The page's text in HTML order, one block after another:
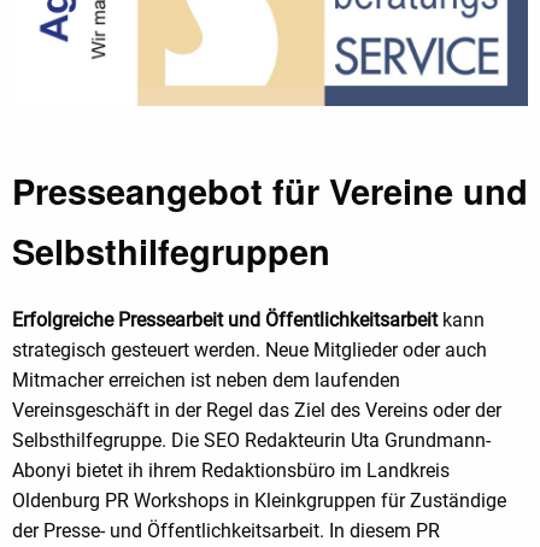
Presseangebot für Vereine und
Selbsthilfegruppen
Erfolgreiche Pressearbeit und Öffentlichkeitsarbeitkann
strategisch gesteuert werden. Neue Mitglieder oder auch
Mitmacher erreichen ist neben dem laufenden
Vereinsgeschäft in der Regel das Ziel des Vereins oder der
Selbsthilfegruppe. Die SEO Redakteurin Uta Grundmann-
Abonyi bietet ih ihrem Redaktionsbüro im Landkreis
Oldenburg PR Workshops in Kleinkgruppen für Zuständige
der Presse- und Öffentlichkeitsarbeit. In diesem PR